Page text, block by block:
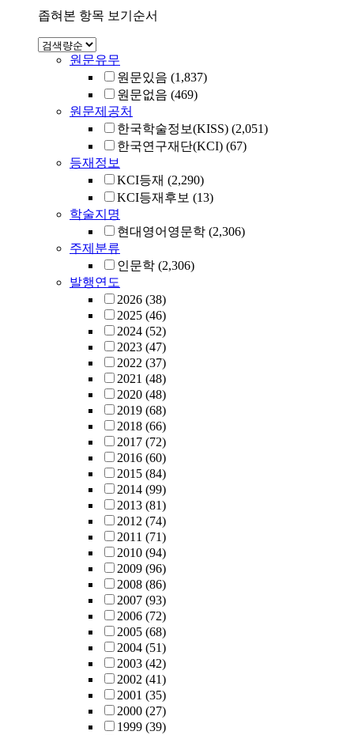
좁혀본 항목 보기순서
원문유무
원문있음 (1,837)
원문없음 (469)
원문제공처
한국학술정보(KISS) (2,051)
한국연구재단(KCI) (67)
등재정보
KCI등재 (2,290)
KCI등재후보 (13)
학술지명
현대영어영문학 (2,306)
주제분류
인문학 (2,306)
발행연도
2026 (38)
2025 (46)
2024 (52)
2023 (47)
2022 (37)
2021 (48)
2020 (48)
2019 (68)
2018 (66)
2017 (72)
2016 (60)
2015 (84)
2014 (99)
2013 (81)
2012 (74)
2011 (71)
2010 (94)
2009 (96)
2008 (86)
2007 (93)
2006 (72)
2005 (68)
2004 (51)
2003 (42)
2002 (41)
2001 (35)
2000 (27)
1999 (39)